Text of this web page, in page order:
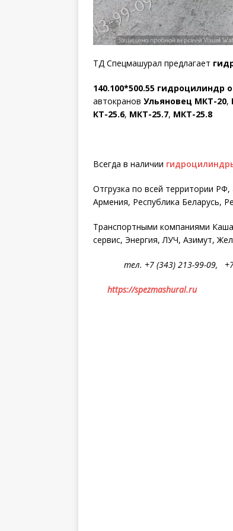
ТД Спецмашурал предлагает
140.100*500.55 гидроцилиндр
автокранов Ульяновец МКТ-20,
КТ-25.6, МКТ-25.7, МКТ-25.8
Всегда в наличии
Отгрузка по всей территории
Армения, Республика Беларусь,
Транспортными компаниями
сервис, Энергия, ЛУЧ, Азимут,
тел. +7 (343) 213-99-09, +7
https://spezmashural.ru